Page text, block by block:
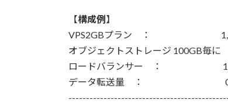
【構成例 】
VPS2GBプラン ： 1,750
オブジェクトストレージ 100GB毎
ロードバランサー ：
データ転送量 ： 0円/